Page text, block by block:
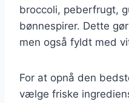
broccoli, peberfrugt,
bønnespirer. Dette
men også fyldt med
For at opnå den
vælge friske